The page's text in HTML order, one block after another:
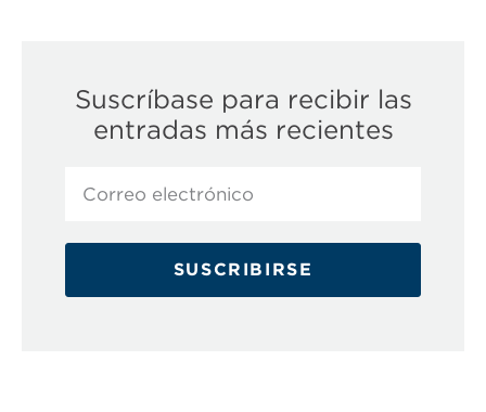
Suscríbase para recibir las
entradas más recientes
SUSCRIBIRSE